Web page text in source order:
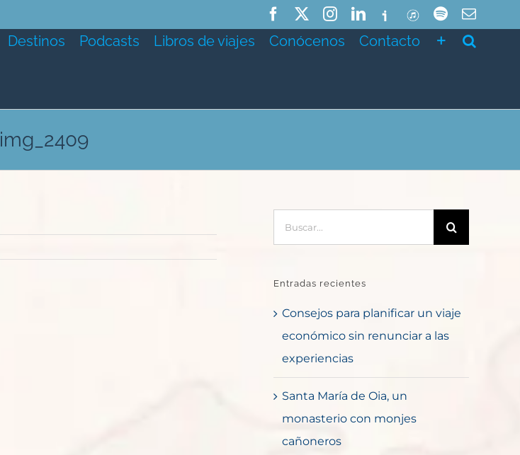
FacebookInstagramLinkedIn
IvooxITunesSpotifyCorreo
Destinos Podcasts Libros de viajes Conócenos Contacto
img_2409
Entradas recientes
Consejos para planificar un viaje
económico sin renunciar a las
experiencias
Santa María de Oia, un
monasterio con monjes
cañoneros